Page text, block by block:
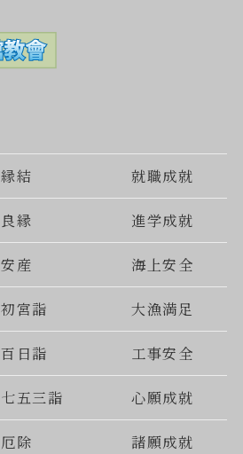
縁結 就職成就
良縁 進学成就
安産 海上安全
初宮詣 大漁満足
百日詣 工事安全
七五三詣 心願成就
厄除 諸願成就